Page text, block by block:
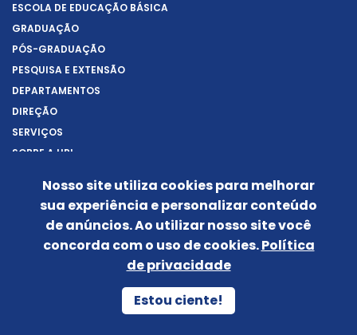
ESCOLA DE EDUCAÇÃO BÁSICA
GRADUAÇÃO
PÓS-GRADUAÇÃO
PESQUISA E EXTENSÃO
DEPARTAMENTOS
DIREÇÃO
SERVIÇOS
SOBRE A URI
CONHEÇA O CÂMPUS
POLÍTICA DE PRIVACIDADE
Siga-nos nas redes sociais:
Nosso site utiliza cookies para melhorar
sua experiência e personalizar conteúdo
de anúncios. Ao utilizar nosso site você
concorda com o uso de cookies.Política
de privacidade
Estou ciente!